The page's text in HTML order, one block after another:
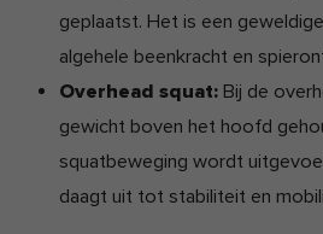
geplaatst. Het is een
algehele beenkracht en
Overhead squat:Bij de
gewicht boven het hoofd
squatbeweging wordt
daagt uit tot stabiliteit en